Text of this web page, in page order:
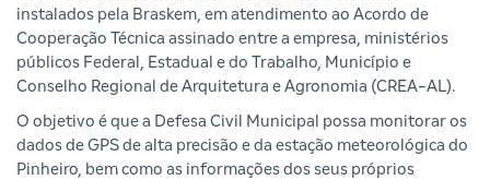
instalados pela Braskem, em atendimento ao Acordo de
Cooperação Técnica assinado entre a empresa, ministérios
públicos Federal, Estadual e do Trabalho, Município e
Conselho Regional de Arquitetura e Agronomia (CREA-AL).
O objetivo é que a Defesa Civil Municipal possa monitorar os
dados de GPS de alta precisão e da estação meteorológica do
Pinheiro, bem como as informações dos seus próprios